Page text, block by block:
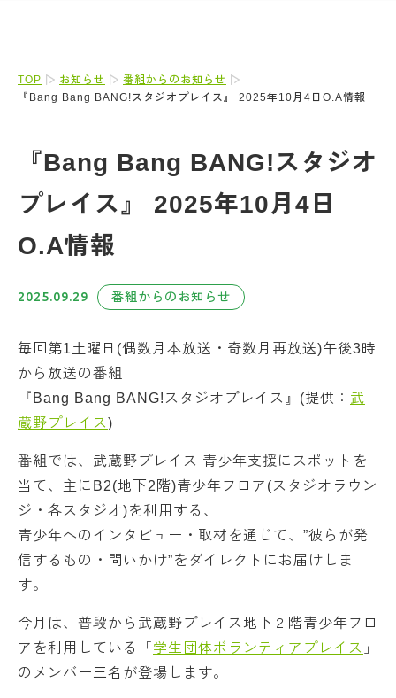
TOP お知らせ
番組からのお知らせ
『Bang Bang BANG!スタジオプレイス』 2025年10月4日O.A情報
『Bang Bang BANG!スタジオ
プレイス』 2025年10月4日
O.A情報
2025.09.29 番組からのお知らせ
毎回第1土曜日(偶数月本放送・奇数月再放送)午後3時
から放送の番組
『Bang Bang BANG!スタジオプレイス』(提供： 武
蔵野プレイス)
番組では、武蔵野プレイス 青少年支援にスポットを
当て、主にB2(地下2階)青少年フロア(スタジオラウン
ジ・各スタジオ)を利用する、
青少年へのインタビュー・取材を通じて、”彼らが発
信するもの・問いかけ”をダイレクトにお届けしま
す。
今月は、普段から武蔵野プレイス地下２階青少年フロ
アを利用している「 学生団体ボランティアプレイス 」
のメンバー三名が登場します。